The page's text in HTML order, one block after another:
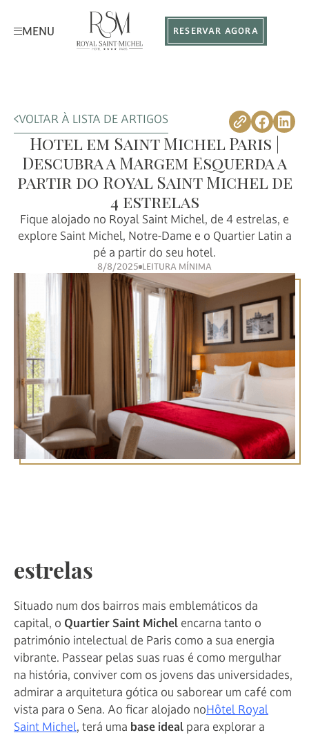
MENU RESERVAR AGORA
VOLTAR À LISTA DE ARTIGOS
Hotel em Saint Michel Paris |
Descubra a Margem Esquerda a
partir do Royal Saint Michel de
4 estrelas
Fique alojado no Royal Saint Michel, de 4 estrelas, e
explore Saint Michel, Notre-Dame e o Quartier Latin a
pé a partir do seu hotel.
8/8/2025 LEITURA MÍNIMA
estrelas
Situado num dos bairros mais emblemáticos da
capital, o Quartier Saint Michel encarna tanto o
património intelectual de Paris como a sua energia
vibrante. Passear pelas suas ruas é como mergulhar
na história, conviver com os jovens das universidades,
admirar a arquitetura gótica ou saborear um café com
vista para o Sena. Ao ficar alojado noHôtel Royal
Saint Michel, terá uma base ideal para explorar a